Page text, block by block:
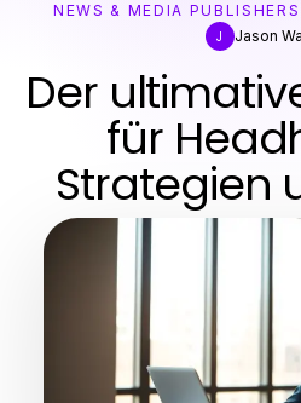
NEWS & MEDIA PUBLISHERS
J
Jason
Der
für
Strategien